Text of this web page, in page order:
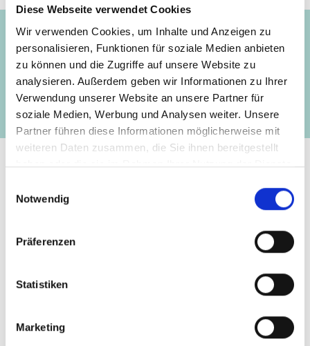
Diese Webseite verwendet Cookies
Wir verwenden Cookies, um Inhalte und Anzeigen zu
personalisieren, Funktionen für soziale Medien anbieten
zu können und die Zugriffe auf unsere Website zu
analysieren. Außerdem geben wir Informationen zu Ihrer
Verwendung unserer Website an unsere Partner für
soziale Medien, Werbung und Analysen weiter. Unsere
Partner führen diese Informationen möglicherweise mit
weiteren Daten zusammen, die Sie ihnen bereitgestellt
haben oder die sie im Rahmen Ihrer Nutzung der Dienste
Notwendig
Präferenzen
Statistiken
Marketing
Projekt
Capacity Development für Klimapolitik in
Südost- und Osteuropa, im Südkaukasus und
Zentralasien
Kontakt
Zukunft – Umwelt – Gesellschaft (ZUG) gGmbH
Kontaktformular